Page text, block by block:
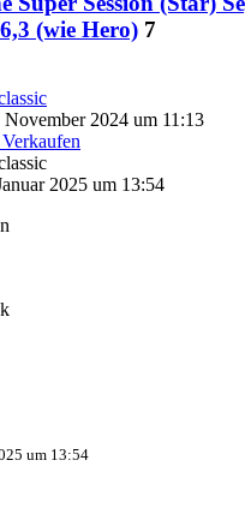
(wie Hero) 7
November 2024 um 11:13
2025 um 13:54
um 13:54